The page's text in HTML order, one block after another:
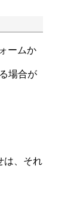
ームか
場合が
は、それ